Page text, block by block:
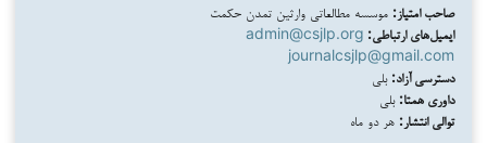
صاحب امتیاز: موسسه مطالعاتی وارثین تمدن حکمت
ایمیل‌های ارتباطی: admin@csjlp.org
journalcsjlp@gmail.com
دسترسی آزاد: بلی
داوری همتا: بلی
توالی انتشار: هر دو ماه